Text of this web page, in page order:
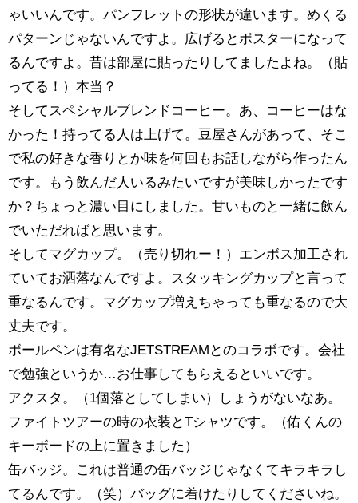
ゃいいんです。パンフレットの形状が違います。めくる
パターンじゃないんですよ。広げるとポスターになって
るんですよ。昔は部屋に貼ったりしてましたよね。（貼
ってる！）本当？
そしてスペシャルブレンドコーヒー。あ、コーヒーはな
かった！持ってる人は上げて。豆屋さんがあって、そこ
で私の好きな香りとか味を何回もお話しながら作ったん
です。もう飲んだ人いるみたいですが美味しかったです
か？ちょっと濃い目にしました。甘いものと一緒に飲ん
でいただればと思います。
そしてマグカップ。（売り切れー！）エンボス加工され
ていてお洒落なんですよ。スタッキングカップと言って
重なるんです。マグカップ増えちゃっても重なるので大
丈夫です。
ボールペンは有名なJETSTREAMとのコラボです。会社
で勉強というか…お仕事してもらえるといいです。
アクスタ。（1個落としてしまい）しょうがないなあ。
ファイトツアーの時の衣装とTシャツです。（佑くんの
キーボードの上に置きました）
缶バッジ。これは普通の缶バッジじゃなくてキラキラし
てるんです。（笑）バッグに着けたりしてくださいね。